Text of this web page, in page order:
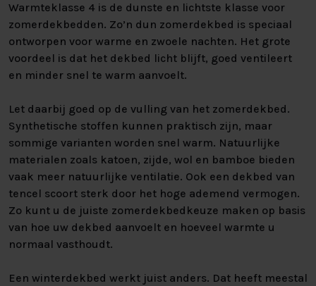
Warmteklasse 4 is de dunste en lichtste klasse voor
zomerdekbedden. Zo’n dun zomerdekbed is speciaal
ontworpen voor warme en zwoele nachten. Het grote
voordeel is dat het dekbed licht blijft, goed ventileert
en minder snel te warm aanvoelt.
Let daarbij goed op de vulling van het zomerdekbed.
Synthetische stoffen kunnen praktisch zijn, maar
sommige varianten worden snel warm. Natuurlijke
materialen zoals katoen, zijde, wol en bamboe bieden
vaak meer natuurlijke ventilatie. Ook een dekbed van
tencel scoort sterk door het hoge ademend vermogen.
Zo kunt u de juiste zomerdekbedkeuze maken op basis
van hoe uw dekbed aanvoelt en hoeveel warmte u
normaal vasthoudt.
Een winterdekbed werkt juist anders. Dat heeft meestal